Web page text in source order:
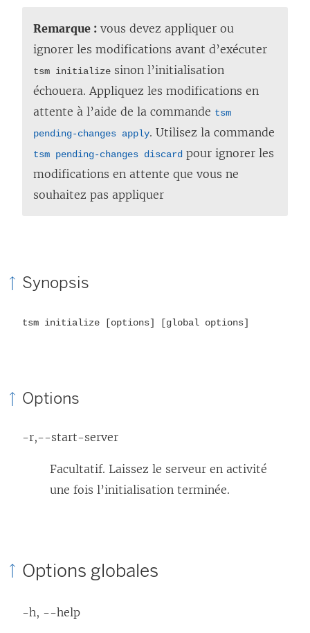
Remarque : vous devez appliquer ou
ignorer les modifications avant d’exécuter
tsm initialize sinon l’initialisation
échouera. Appliquez les modifications en
attente à l’aide de la commande tsm
pending-changes apply. Utilisez la commande
tsm pending-changes discard pour ignorer les
modifications en attente que vous ne
souhaitez pas appliquer
Synopsis
tsm initialize [options] [global options]
Options
-r,--start-server
Facultatif. Laissez le serveur en activité
une fois l’initialisation terminée.
Options globales
-h, --help